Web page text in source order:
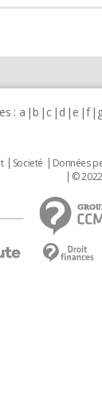
: a b c d e f
Societé Données
©